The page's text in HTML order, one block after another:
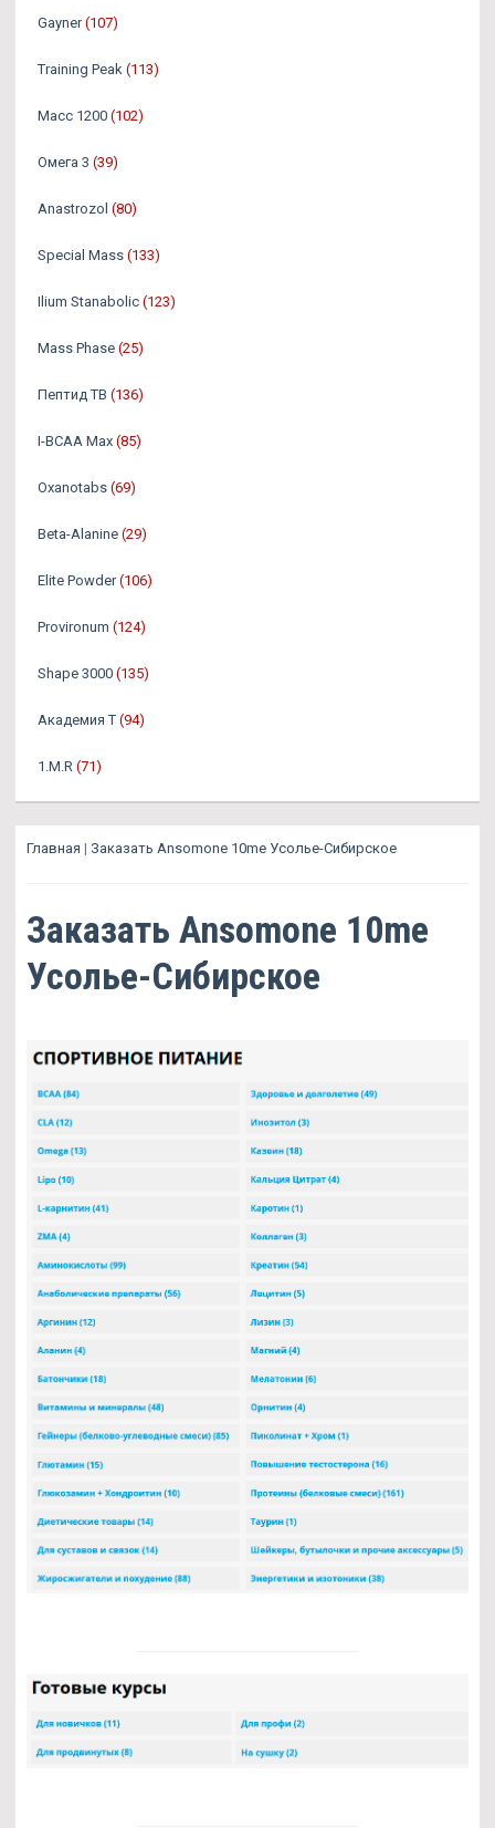
Gayner (107)
Training Peak (113)
Масс 1200 (102)
Омега 3 (39)
Аnastrozol (80)
Special Mass (133)
Ilium Stanabolic (123)
Mass Phase (25)
Пептид TB (136)
I-BCAA Max (85)
Oxanotabs (69)
Beta-Alanine (29)
Elite Powder (106)
Provironum (124)
Shape 3000 (135)
Академия Т (94)
1.M.R (71)
Главная | Заказать Ansomone 10me Усолье-Сибирское
Заказать Ansomone 10me
Усолье-Сибирское